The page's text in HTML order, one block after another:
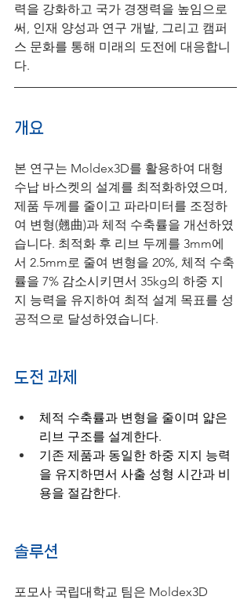
력을 강화하고 국가 경쟁력을 높임으로
써, 인재 양성과 연구 개발, 그리고 캠퍼
스 문화를 통해 미래의 도전에 대응합니
다.
개요
본 연구는 Moldex3D를 활용하여 대형
수납 바스켓의 설계를 최적화하였으며,
제품 두께를 줄이고 파라미터를 조정하
여 변형(翹曲)과 체적 수축률을 개선하였
습니다. 최적화 후 리브 두께를 3mm에
서 2.5mm로 줄여 변형을 20%, 체적 수축
률을 7% 감소시키면서 35kg의 하중 지
지 능력을 유지하여 최적 설계 목표를 성
공적으로 달성하였습니다.
도전 과제
체적 수축률과 변형을 줄이며 얇은
리브 구조를 설계한다.
기존 제품과 동일한 하중 지지 능력
을 유지하면서 사출 성형 시간과 비
용을 절감한다.
솔루션
포모사 국립대학교 팀은 Moldex3D